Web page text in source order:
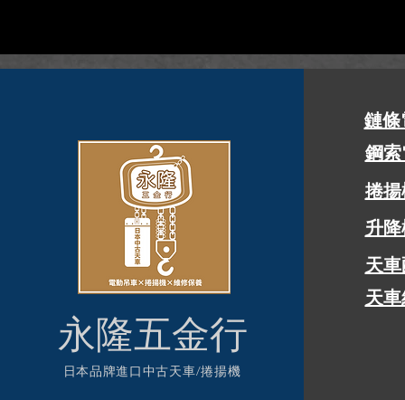
永隆五金行
日本品牌進口中古天車/捲揚機
鏈
鋼
捲
升
天
天